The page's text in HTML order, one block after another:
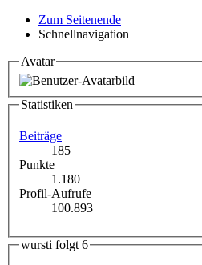
Zum Seitenende
Schnellnavigation
Avatar
Statistiken
Beiträge
185
Punkte
1.180
Profil-Aufrufe
100.893
wursti folgt 6